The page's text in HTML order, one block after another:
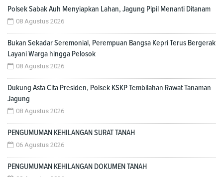
Polsek Sabak Auh Menyiapkan Lahan, Jagung Pipil Menanti Ditanam
08 Agustus 2026
Bukan Sekadar Seremonial, Perempuan Bangsa Kepri Terus Bergerak
Layani Warga hingga Pelosok
08 Agustus 2026
Dukung Asta Cita Presiden, Polsek KSKP Tembilahan Rawat Tanaman
Jagung
08 Agustus 2026
PENGUMUMAN KEHILANGAN SURAT TANAH
06 Agustus 2026
PENGUMUMAN KEHILANGAN DOKUMEN TANAH